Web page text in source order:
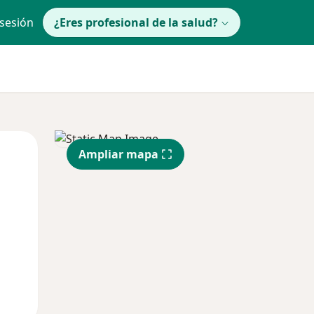
¿Eres profesional de la salud?
Mar
11 Ago
Mié
12 Ago
Ampliar mapa